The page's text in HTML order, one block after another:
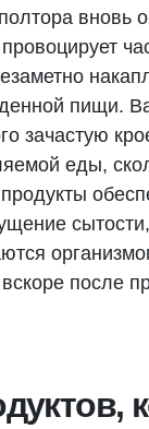
вновь
пищи.
зачастую
еды,
сытости,
вскоре после